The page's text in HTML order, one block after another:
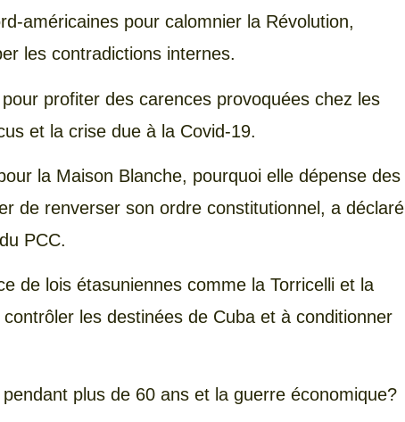
américaines pour calomnier la Révolution,
les contradictions internes.
profiter des carences provoquées chez les
et la crise due à la Covid-19.
la Maison Blanche, pourquoi elle dépense des
de renverser son ordre constitutionnel, a déclaré
PCC.
de lois étasuniennes comme la Torricelli et la
les destinées de Cuba et à conditionner
plus de 60 ans et la guerre économique?